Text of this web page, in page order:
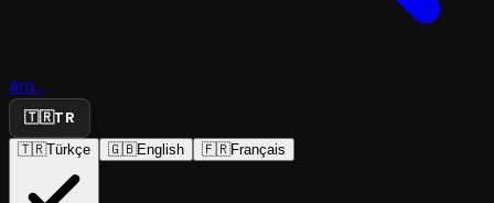
Ara...
🇹🇷TR
🇹🇷Türkçe 🇬🇧English 🇫🇷Français